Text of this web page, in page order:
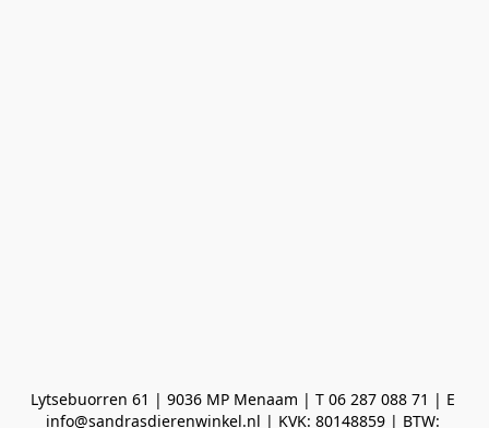
Lytsebuorren 61 | 9036 MP Menaam | T 06 287 088 71 | E
info@sandrasdierenwinkel.nl | KVK: 80148859 | BTW: